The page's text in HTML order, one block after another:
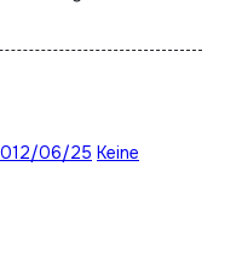
06/25 Keine